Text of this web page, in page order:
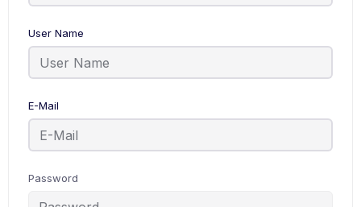
User Name
E-Mail
Password